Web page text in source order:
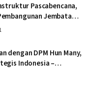
Pascabencana,
Jembatan
dengan DPM Hun Many,
Indonesia –